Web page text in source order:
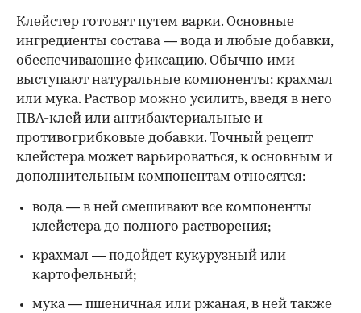
Клейстер готовят путем варки. Основные
ингредиенты состава — вода и любые добавки,
обеспечивающие фиксацию. Обычно ими
выступают натуральные компоненты: крахмал
или мука. Раствор можно усилить, введя в него
ПВА-клей или антибактериальные и
противогрибковые добавки. Точный рецепт
клейстера может варьироваться, к основным и
дополнительным компонентам относятся:
вода — в ней смешивают все компоненты
клейстера до полного растворения;
крахмал — подойдет кукурузный или
картофельный;
мука — пшеничная или ржаная, в ней также